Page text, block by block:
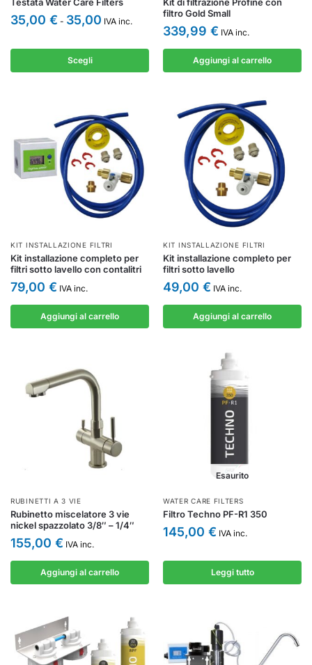
35,00 € - 35,00 IVA inc.
Scegli
filtro Gold Small
339,99 € IVA inc.
Aggiungi al carrello
KIT INSTALLAZIONE FILTRI
Kit installazione completo per
filtri sotto lavello con contalitri
79,00 € IVA inc.
Aggiungi al carrello
KIT INSTALLAZIONE FILTRI
Kit installazione completo per
filtri sotto lavello
49,00 € IVA inc.
Aggiungi al carrello
RUBINETTI A 3 VIE
Rubinetto miscelatore 3 vie
nickel spazzolato 3/8″ – 1/4″
155,00 € IVA inc.
Aggiungi al carrello
Esaurito
WATER CARE FILTERS
Filtro Techno PF-R1 350
145,00 € IVA inc.
Leggi tutto